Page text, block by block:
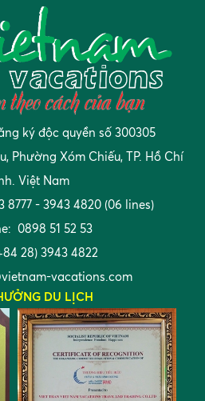
ký độc quyền số 300305
Phường Xóm Chiếu, TP. Hồ Chí
Việt Nam
8777 - 3943 4820 (06 lines)
0898 51 52 53
28) 3943 4822
vacations.com
DU LỊCH